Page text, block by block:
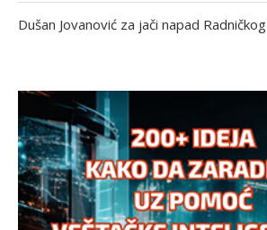
Dušan Jovanović za jači napad Radničkog